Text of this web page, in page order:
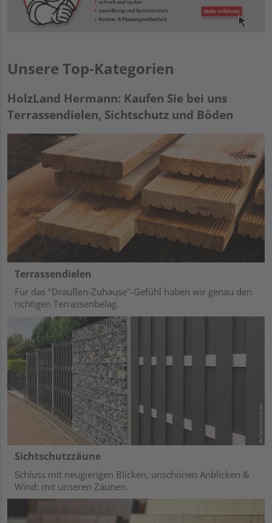
Unsere Top-Kategorien
HolzLand Hermann: Kaufen Sie bei uns
Terrassendielen, Sichtschutz und Böden
Terrassendielen
Für das "Draußen-Zuhause"-Gefühl haben wir genau den
richtigen Terrassenbelag.
Sichtschutzzäune
Schluss mit neugierigen Blicken, unschönen Anblicken &
Wind: mit unseren Zäunen.